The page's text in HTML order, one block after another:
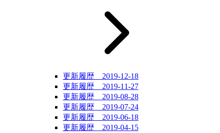
更新履歴 2019-12-18
更新履歴 2019-11-27
更新履歴 2019-08-28
更新履歴 2019-07-24
更新履歴 2019-06-18
更新履歴 2019-04-15